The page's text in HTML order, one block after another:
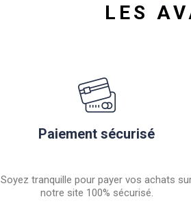
LES
Paiement sécurisé
Soyez tranquille pour payer vos achats
notre site 100% sécurisé.